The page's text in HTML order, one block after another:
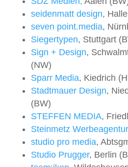
seidenmatt design,
seven point.media,
Siegertypen, Stuttgart
Sign + Design,
(NW)
Sparr Media, Kiedrich
Stadtmauer Design,
(BW)
STEFFEN MEDIA,
Steinmetz Werbeagentur
studio pro media,
Studio Prugger, Berlin